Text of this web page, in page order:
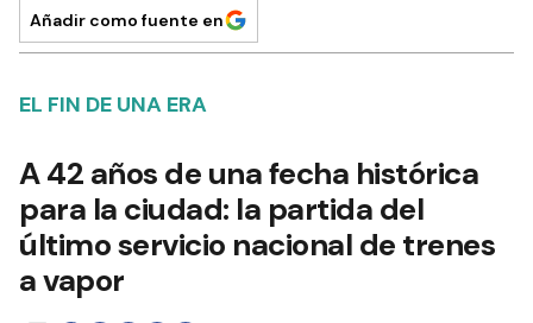
Añadir como fuente en
EL FIN DE UNA ERA
A 42 años de una fecha histórica
para la ciudad: la partida del
último servicio nacional de trenes
a vapor